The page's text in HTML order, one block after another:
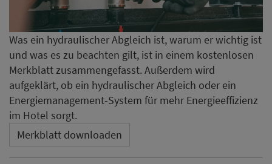
Was ein hydraulischer Abgleich ist, warum er wichtig ist
und was es zu beachten gilt, ist in einem kostenlosen
Merkblatt zusammengefasst. Außerdem wird
aufgeklärt, ob ein hydraulischer Abgleich oder ein
Energiemanagement-System für mehr Energieeffizienz
im Hotel sorgt.
Merkblatt downloaden